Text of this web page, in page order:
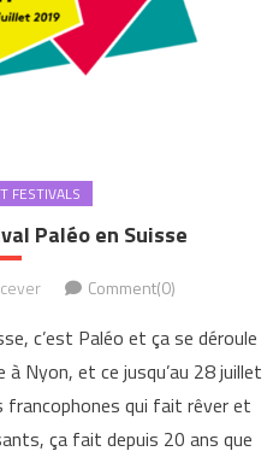
FESTIVALS
Paléo en Suisse
Comment(0)
c’est Paléo et ça se déroule
à Nyon, et ce jusqu’au 28 juillet
francophones qui fait rêver et
ça fait depuis 20 ans que